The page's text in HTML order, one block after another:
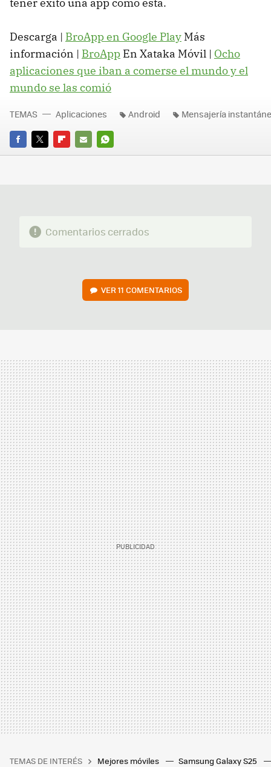
Descarga | BroApp en Google Play Más
información | BroApp En Xataka Móvil | Ocho
aplicaciones que iban a comerse el mundo y el
mundo se las comió
FACEBOOK
TWITTERFLIPBOARD
E-
WHATSAPP
TEMAS Aplicaciones Android Mensajería
Comentarios cerrados
VER11 COMENTARIOS
TEMAS DE INTERÉS Mejores móviles Samsung Galaxy S25